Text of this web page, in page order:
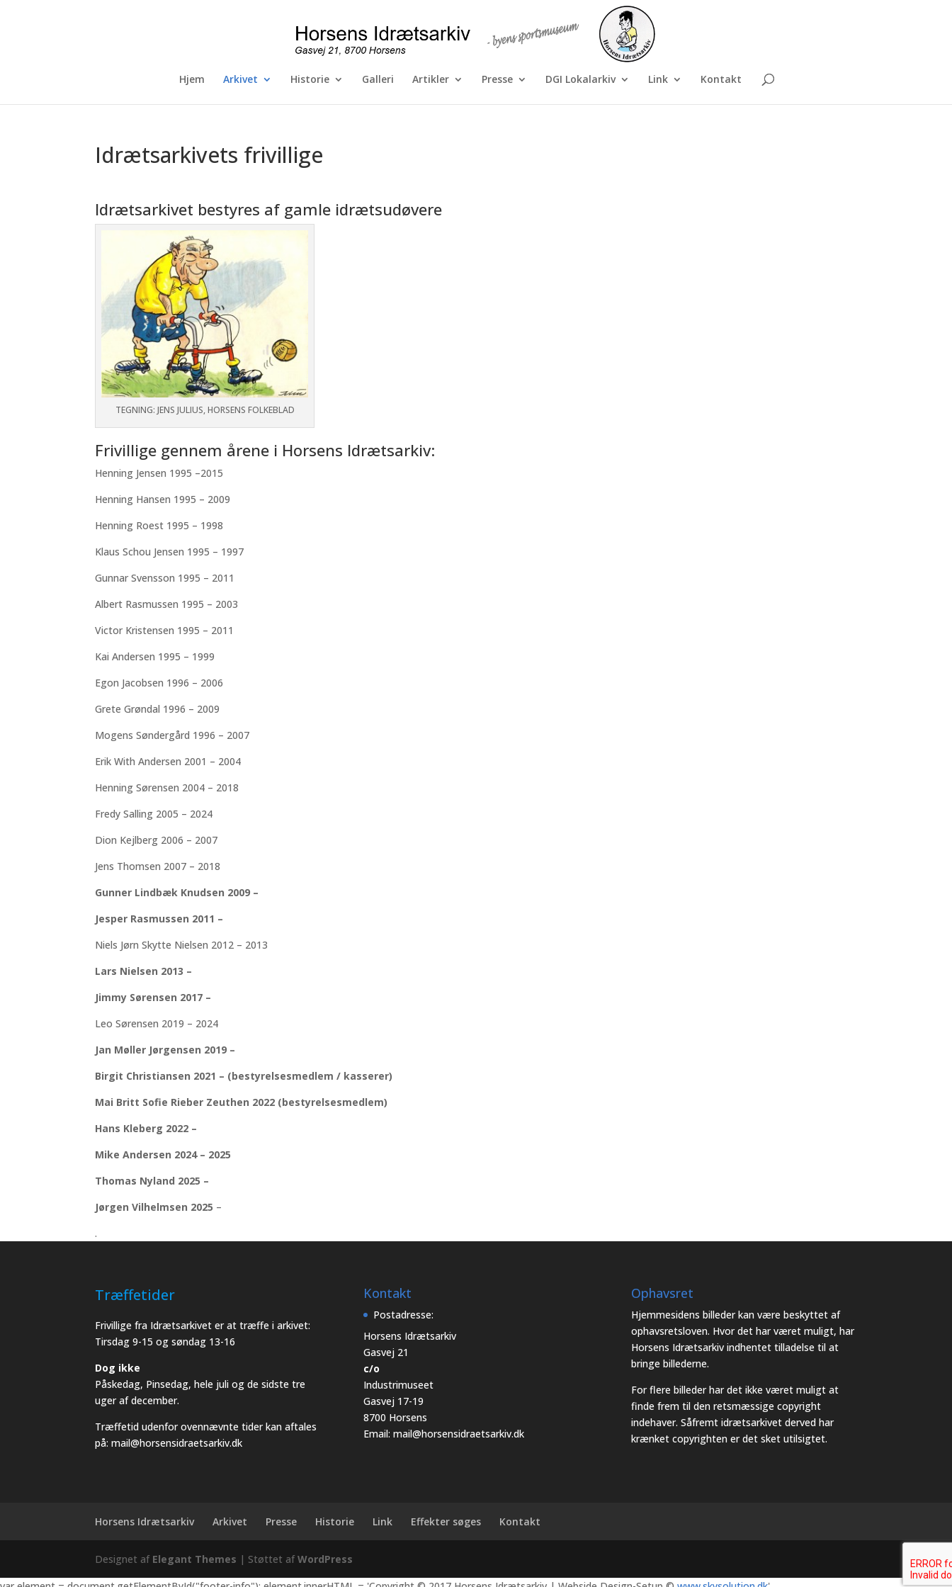
Hjem Arkivet Historie Galleri Artikler Presse DGI Lokalarkiv Link Kontakt
Idrætsarkivets frivillige
Idrætsarkivet bestyres af gamle idrætsudøvere
TEGNING: JENS JULIUS, HORSENS FOLKEBLAD
Frivillige gennem årene i Horsens Idrætsarkiv:
Henning Jensen 1995 –2015
Henning Hansen 1995 – 2009
Henning Roest 1995 – 1998
Klaus Schou Jensen 1995 – 1997
Gunnar Svensson 1995 – 2011
Albert Rasmussen 1995 – 2003
Victor Kristensen 1995 – 2011
Kai Andersen 1995 – 1999
Egon Jacobsen 1996 – 2006
Grete Grøndal 1996 – 2009
Mogens Søndergård 1996 – 2007
Erik With Andersen 2001 – 2004
Henning Sørensen 2004 – 2018
Fredy Salling 2005 – 2024
Dion Kejlberg 2006 – 2007
Jens Thomsen 2007 – 2018
Gunner Lindbæk Knudsen 2009 –
Jesper Rasmussen 2011 –
Niels Jørn Skytte Nielsen 2012 – 2013
Lars Nielsen 2013 –
Jimmy Sørensen 2017 –
Leo Sørensen 2019 – 2024
Jan Møller Jørgensen 2019 –
Birgit Christiansen 2021 – (bestyrelsesmedlem / kasserer)
Mai Britt Sofie Rieber Zeuthen 2022 (bestyrelsesmedlem)
Hans Kleberg 2022 –
Mike Andersen 2024 – 2025
Thomas Nyland 2025 –
Jørgen Vilhelmsen 2025 –
.
Træffetider
Frivillige fra Idrætsarkivet er at træffe i arkivet:
Tirsdag 9-15 og søndag 13-16
Dog ikke
Påskedag, Pinsedag, hele juli og de sidste tre
uger af december.
Træffetid udenfor ovennævnte tider kan aftales
på: mail@horsensidraetsarkiv.dk
Kontakt
Postadresse:
Horsens Idrætsarkiv
Gasvej 21
c/o
Industrimuseet
Gasvej 17-19
8700 Horsens
Email: mail@horsensidraetsarkiv.dk
Ophavsret
Hjemmesidens billeder kan være beskyttet af
ophavsretsloven. Hvor det har været muligt, har
Horsens Idrætsarkiv indhentet tilladelse til at
bringe billederne.
For flere billeder har det ikke været muligt at
finde frem til den retsmæssige copyright
indehaver. Såfremt idrætsarkivet derved har
krænket copyrighten er det sket utilsigtet.
Horsens Idrætsarkiv Arkivet Presse Historie Link Effekter søges Kontakt
Designet af Elegant Themes | Støttet afWordPress